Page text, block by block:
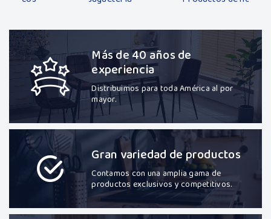
Más de 40 años de
experiencia
Distribuimos para toda América al por
mayor.
Gran variedad de productos
Contamos con una amplia gama de
productos exclusivos y competitivos.